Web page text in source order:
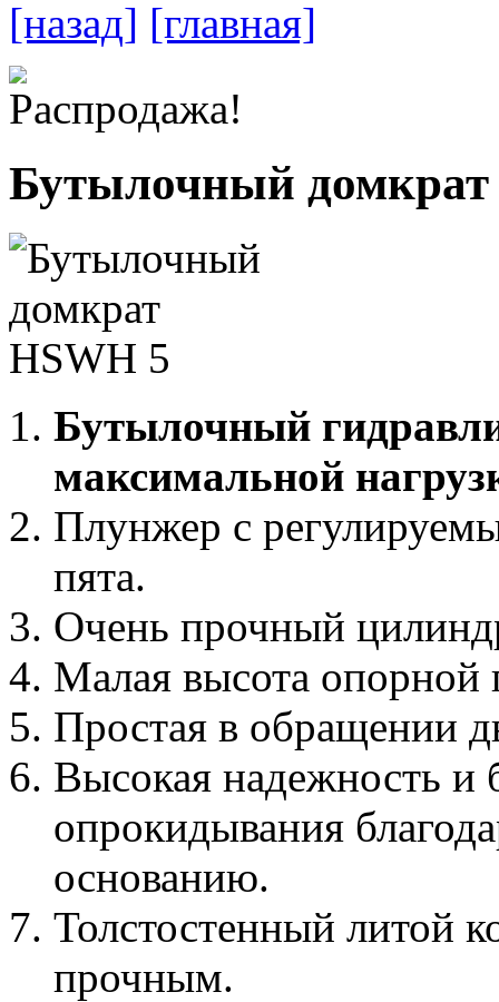
[назад] [главная]
Бутылочный домкрат
Бутылочный
максимальной
Плунжер с
пята.
Очень прочный
Малая высота
Простая в обращении
Высокая надежность и
опрокидывания
основанию.
Толстостенный литой
прочным.